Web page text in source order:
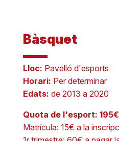
Bàsquet
Lloc: Pavelló d'esports
Horari: Per determinar
Edats: de 2013 a 2020
Quota de l'esport: 195€
Matrícula: 15€ a la